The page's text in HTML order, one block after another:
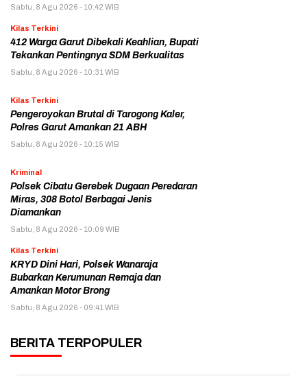
Sabtu, 8 Agu 2026 - 10:42 WIB
Kilas Terkini
412 Warga Garut Dibekali Keahlian, Bupati
Tekankan Pentingnya SDM Berkualitas
Sabtu, 8 Agu 2026 - 10:31 WIB
Kilas Terkini
Pengeroyokan Brutal di Tarogong Kaler,
Polres Garut Amankan 21 ABH
Sabtu, 8 Agu 2026 - 10:15 WIB
Kriminal
Polsek Cibatu Gerebek Dugaan Peredaran
Miras, 308 Botol Berbagai Jenis
Diamankan
Sabtu, 8 Agu 2026 - 10:09 WIB
Kilas Terkini
KRYD Dini Hari, Polsek Wanaraja
Bubarkan Kerumunan Remaja dan
Amankan Motor Brong
Sabtu, 8 Agu 2026 - 09:41 WIB
BERITA TERPOPULER